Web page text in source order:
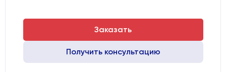
Заказать
Получить консультацию